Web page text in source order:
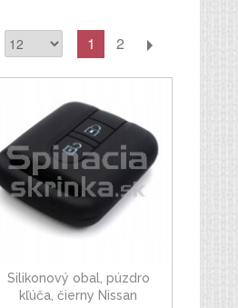
1 2
Silikonový obal, púzdro
kľúča, čierny Nissan